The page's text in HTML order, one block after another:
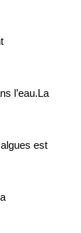
l’eau.La
est